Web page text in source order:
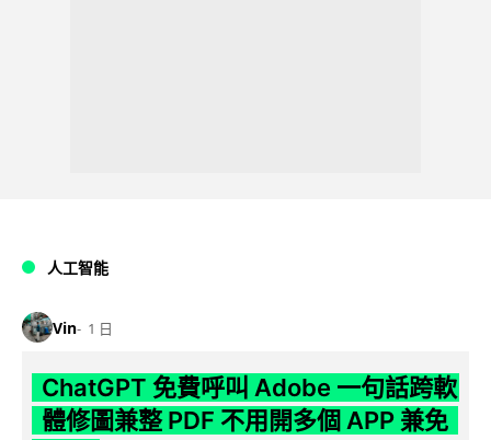
人工智能
Vin 1 日
ChatGPT 免費呼叫 Adobe 一句話跨軟
體修圖兼整 PDF 不用開多個 APP 兼免